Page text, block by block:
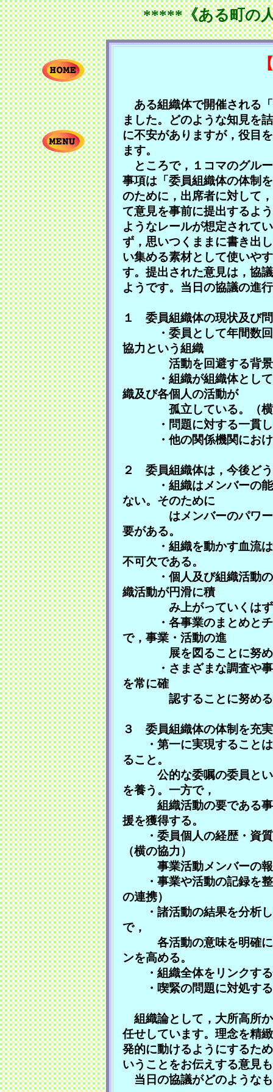
*****《ある町の
ある組織体で開催される
ました。どのような知見を
に不安がありますが，役目
ます。
ところで，１コマのグル
事項は「委員組織体の体制
のために，出席者に対して
て意見を事前に提出するよ
ようなレールが想定されて
ず，思いつくままに書き出
い集める素材として使いや
す。提出された意見は，協
ようです。当日の協議の進
１ 委員組織体の現状及び
・委員として年間数回の
協力という組織
活動を回避する背景
・組織が組織体として十
織及び各個人の活動が
孤立している。（横の
・問題に対する一貫し
・他の関係機関におけ
２ 委員組織体は，今後ど
・組織はメンバーの能力
ない。そのために
はメンバーのパワーを
要がある。
・組織を動かす血流は情
不可欠である。
・個人及び組織活動の記
織活動が円滑に積
み上がっていくはず
・各事業のまとめとチ
で，事業・活動の進
展を図ることに努め
・さまざまな調査や事案
を常に確
認することに努める。
３ 委員組織体の体制を充
・第一に実現することは
ること。
公的な委嘱の委員という
を養う。一方で，
組織活動の要である事務
援を獲得する。
・委員個人の経歴・資質
（横の協力）
事業活動メンバーの報
・事業や活動の記録を整
の連携）
・諸活動の結果を分析し
で，
各活動の意味を明確に理
ンを高める。
・組織全体をリンクする
・喫緊の問題に対処する
組織論として，大所高所
任せしています。理念を精
発的に動けるようにするた
いうことをお伝えする意見
当日の協議がどのような